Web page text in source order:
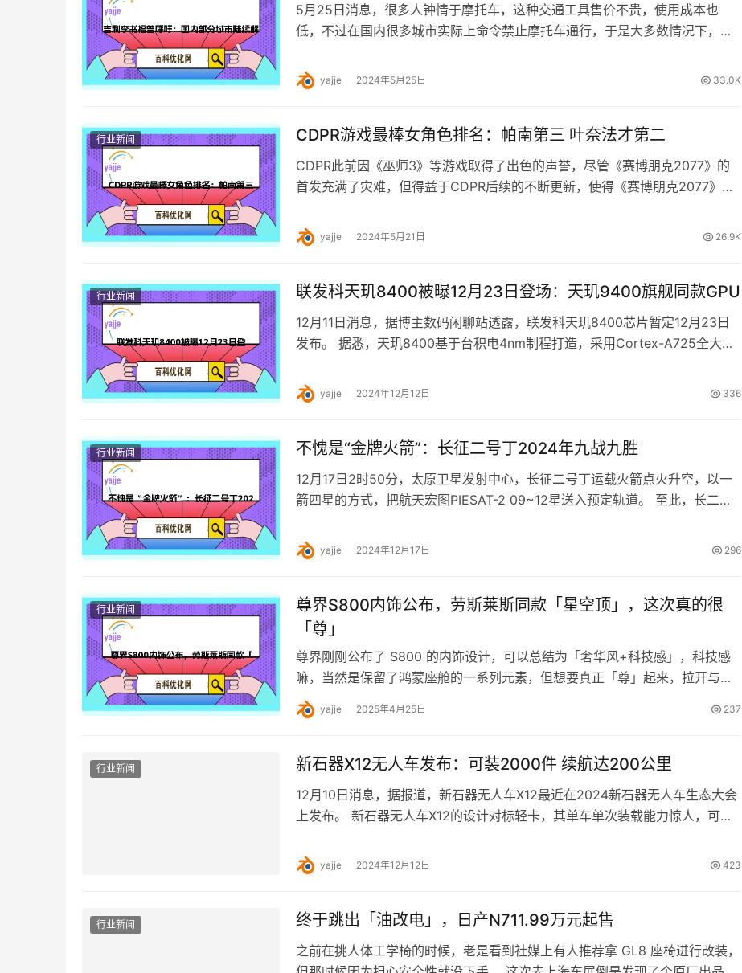
5月25日消息，很多人钟情于摩托车，这种交通工具售价不贵，使用成本也
低，不过在国内很多城市实际上命令禁止摩托车通行，于是大多数情况下，只
yajje 2024年5月25日 33.0K
行业新闻 CDPR游戏最棒女角色排名：帕南第三 叶奈法才第二
CDPR此前因《巫师3》等游戏取得了出色的声誉，尽管《赛博朋克2077》的
首发充满了灾难，但得益于CDPR后续的不断更新，使得《赛博朋克2077》到
yajje 2024年5月21日 26.9K
行业新闻 联发科天玑8400被曝12月23日登场：天玑9400旗舰同款GPU
12月11日消息，据博主数码闲聊站透露，联发科天玑8400芯片暂定12月23日
发布。 据悉，天玑8400基于台积电4nm制程打造，采用Cortex-A725全大核
yajje 2024年12月12日 336
行业新闻 不愧是“金牌火箭”：长征二号丁2024年九战九胜
12月17日2时50分，太原卫星发射中心，长征二号丁运载火箭点火升空，以一
箭四星的方式，把航天宏图PIESAT-2 09~12星送入预定轨道。 至此，长二丁
yajje 2024年12月17日 296
行业新闻
尊界S800内饰公布，劳斯莱斯同款「星空顶」，这次真的很
「尊」
尊界刚刚公布了 S800 的内饰设计，可以总结为「奢华风+科技感」，科技感
嘛，当然是保留了鸿蒙座舱的一系列元素，但想要真正「尊」起来，拉开与其
他几个界的差距，还得取经真正的奢华品牌…
yajje 2025年4月25日 237
行业新闻 新石器X12无人车发布：可装2000件 续航达200公里
12月10日消息，据报道，新石器无人车X12最近在2024新石器无人车生态大会
上发布。 新石器无人车X12的设计对标轻卡，其单车单次装载能力惊人，可装
yajje 2024年12月12日 423
行业新闻 终于跳出「油改电」，日产N711.99万元起售
之前在挑人体工学椅的时候，老是看到社媒上有人推荐拿 GL8 座椅进行改装，